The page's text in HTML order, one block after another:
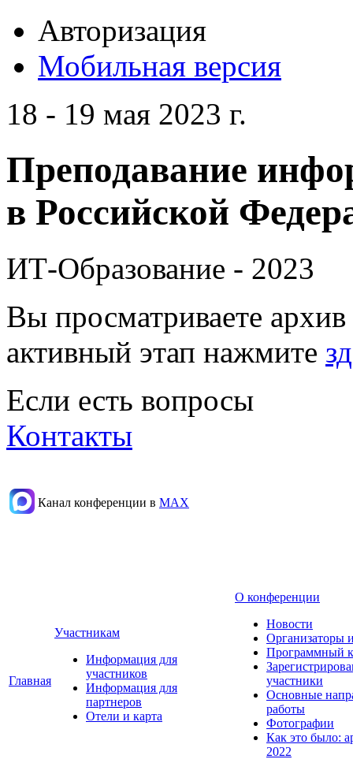
Авторизация
Мобильная версия
18 - 19 мая 2023 г.
Преподавание
в Российской
ИТ-Образование - 2023
Вы просматриваете
активный этап нажмите
Если есть вопросы
Контакты
Канал конференции в МАХ
Главная
Участникам
Информация для
участников
Информация для
партнеров
Отели и карта
О конференции
Новости
Организаторы
Программный
участники
Основные
работы
Фотографии
Как это было:
2022